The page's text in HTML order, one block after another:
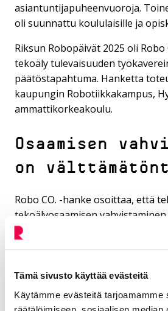
Tämä sivusto käyttää evästeitä
Käytämme evästeitä tarjoamamme
asiantuntijapuheenvuoroja.
oli suunnattu koululaisille ja
Riksun Robopäivät 2025 oli Robo
tekoäly tulevaisuuden
päätöstapahtuma. Hanketta
kaupungin Robotiikkakampus,
ammattikorkeakoulu.
Osaamisen
on
Robo CO. -hanke osoittaa, että
tekoälyosaamisen
Samalla se on vahvistanut sen,
täydennyskoulutuksia opetus-